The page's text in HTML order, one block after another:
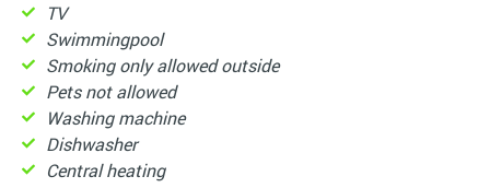
TV
Swimmingpool
Smoking only allowed outside
Pets not allowed
Washing machine
Dishwasher
Central heating